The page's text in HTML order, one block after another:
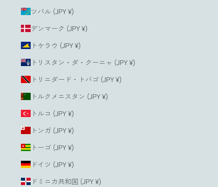
ツバル (JPY ¥)
デンマーク (JPY ¥)
トケラウ (JPY ¥)
トリスタン・ダ・クーニャ (JPY ¥)
トリニダード・トバゴ (JPY ¥)
トルクメニスタン (JPY ¥)
トルコ (JPY ¥)
トンガ (JPY ¥)
トーゴ (JPY ¥)
ドイツ (JPY ¥)
ドミニカ共和国 (JPY ¥)